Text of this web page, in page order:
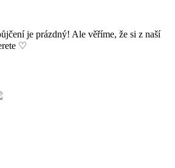
je prázdný! Ale věříme, že si z naší
♡